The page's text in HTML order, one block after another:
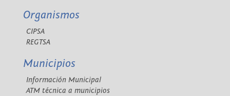
Organismos
CIPSA
REGTSA
Municipios
Información Municipal
ATM técnica a municipios